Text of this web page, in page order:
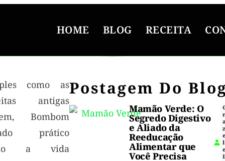
HOME BLOG RECEITA
como as
antigas
Bombom
prático
a vida
Postagem Do
Mamão Verde: O
Segredo Digestivo
e Aliado da
Reeducação
Alimentar que
Você Precisa
r
l